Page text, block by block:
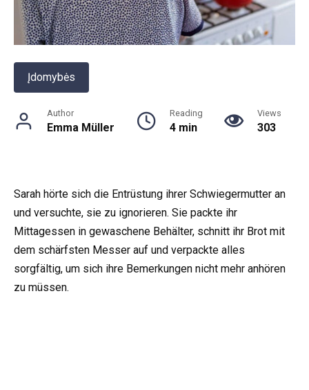
Įdomybės
Author
Emma Müller
Reading
4 min
Views
303
Sarah hörte sich die Entrüstung ihrer Schwiegermutter an
und versuchte, sie zu ignorieren. Sie packte ihr
Mittagessen in gewaschene Behälter, schnitt ihr Brot mit
dem schärfsten Messer auf und verpackte alles
sorgfältig, um sich ihre Bemerkungen nicht mehr anhören
zu müssen.